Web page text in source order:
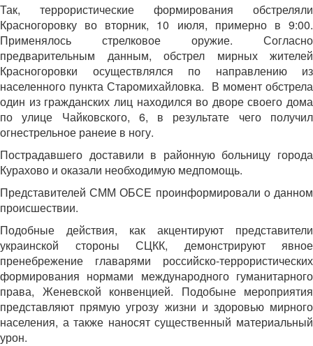
Так, террористические формирования обстреляли
Красногоровку во вторник, 10 июля, примерно в 9:00.
Применялось стрелковое оружие. Согласно
предварительным данным, обстрел мирных жителей
Красногоровки осуществлялся по направлению из
населенного пункта Старомихайловка. В момент обстрела
один из гражданских лиц находился во дворе своего дома
по улице Чайковского, 6, в результате чего получил
огнестрельное ранеие в ногу.
Пострадавшего доставили в районную больницу города
Курахово и оказали необходимую медпомощь.
Представителей СММ ОБСЕ проинформировали о данном
происшествии.
Подобные действия, как акцентируют представители
украинской стороны СЦКК, демонстрируют явное
пренебрежение главарями российско-террористических
формирования нормами международного гуманитарного
права, Женевской конвенцией. Подобыне мероприятия
представляют прямую угрозу жизни и здоровью мирного
населения, а также наносят существенный материальный
урон.